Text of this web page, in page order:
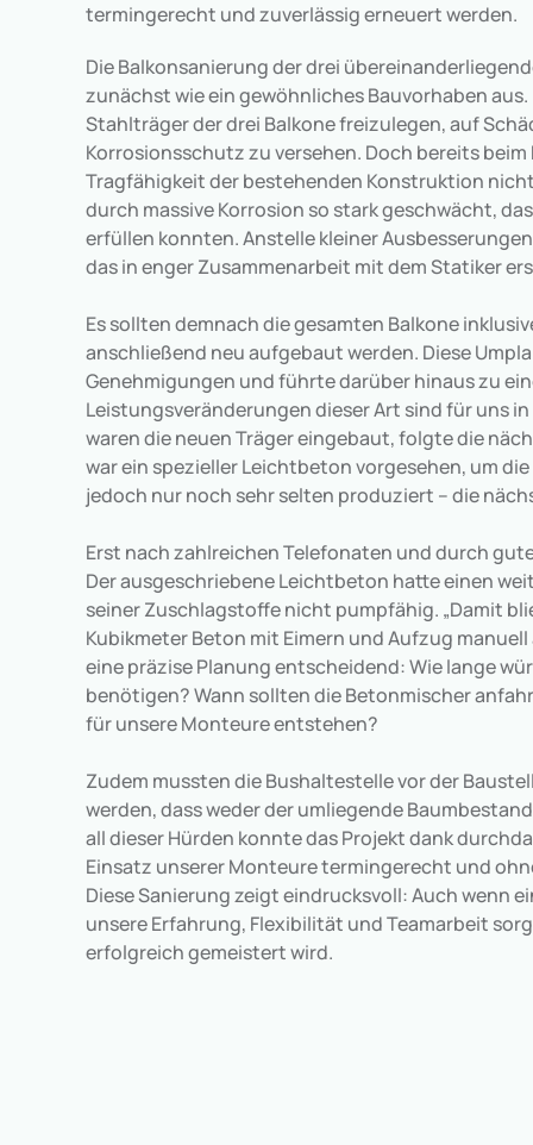
termingerecht und zuverlässig erneuert werden.
Die Balkonsanierung der drei
zunächst wie ein gewöhnliches Bauvorhaben
Stahlträger der drei Balkone freizulegen, auf
Korrosionsschutz zu versehen. Doch bereits
Tragfähigkeit der bestehenden Konstruktion
durch massive Korrosion so stark geschwächt,
erfüllen konnten. Anstelle kleiner
das in enger Zusammenarbeit mit dem Statiker
Es sollten demnach die gesamten Balkone
anschließend neu aufgebaut werden. Diese
Genehmigungen und führte darüber hinaus zu
Leistungsveränderungen dieser Art sind für uns
waren die neuen Träger eingebaut, folgte die
war ein spezieller Leichtbeton vorgesehen, um
jedoch nur noch sehr selten produziert – die
Erst nach zahlreichen Telefonaten und durch
Der ausgeschriebene Leichtbeton hatte einen
seiner Zuschlagstoffe nicht pumpfähig. „Damit
Kubikmeter Beton mit Eimern und Aufzug
eine präzise Planung entscheidend: Wie lange
benötigen? Wann sollten die Betonmischer
für unsere Monteure entstehen?
Zudem mussten die Bushaltestelle vor der
werden, dass weder der umliegende
all dieser Hürden konnte das Projekt dank
Einsatz unserer Monteure termingerecht und
Diese Sanierung zeigt eindrucksvoll: Auch wenn
unsere Erfahrung, Flexibilität und Teamarbeit
erfolgreich gemeistert wird.